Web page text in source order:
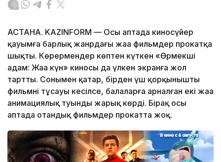
АСТАНА. KAZINFORM — Осы аптада киносүйер
қауымға барлық жанрдағы жаңа фильмдер прокатқа
шықты. Көрермендер көптен күткен «Өрмекші
адам: Жаңа күн» киносы да үлкен экранға жол
тартты. Сонымен қатар, бірден үш қорқынышты
фильмнің тұсауы кесілсе, балаларға арналған екі жаңа
анимациялық туынды жарық көрді. Бірақ осы
аптада отандық фильмдер прокатта жоқ.